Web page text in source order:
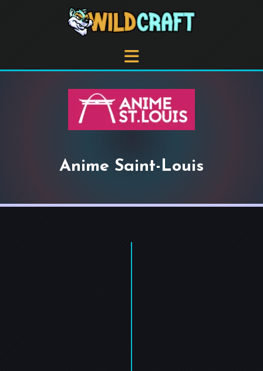
Anime Saint-Louis